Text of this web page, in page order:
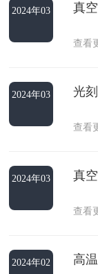
2024年03
真
查看
2024年03
光
查看
2024年03
真
查看
2024年02
高